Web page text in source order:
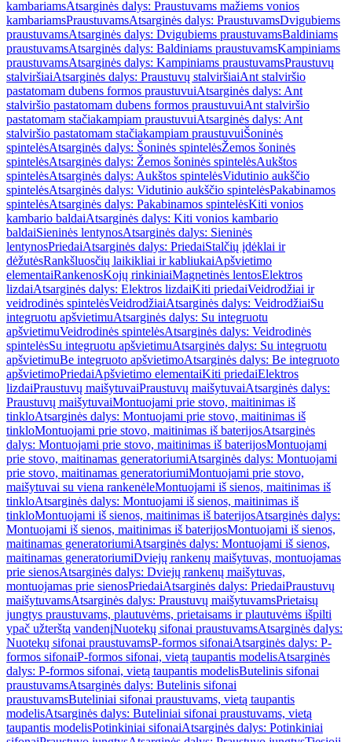
kambariamsAtsarginės dalys: Praustuvams mažiems vonios
kambariamsPraustuvamsAtsarginės dalys: PraustuvamsDvigubiems
praustuvamsAtsarginės dalys: Dvigubiems praustuvamsBaldiniams
praustuvamsAtsarginės dalys: Baldiniams praustuvamsKampiniams
praustuvamsAtsarginės dalys: Kampiniams praustuvamsPraustuvų
stalviršiaiAtsarginės dalys: Praustuvų stalviršiaiAnt stalviršio
pastatomam dubens formos praustuvuiAtsarginės dalys: Ant
stalviršio pastatomam dubens formos praustuvuiAnt stalviršio
pastatomam stačiakampiam praustuvuiAtsarginės dalys: Ant
stalviršio pastatomam stačiakampiam praustuvuiŠoninės
spintelėsAtsarginės dalys: Šoninės spintelėsŽemos šoninės
spintelėsAtsarginės dalys: Žemos šoninės spintelėsAukštos
spintelėsAtsarginės dalys: Aukštos spintelėsVidutinio aukščio
spintelėsAtsarginės dalys: Vidutinio aukščio spintelėsPakabinamos
spintelėsAtsarginės dalys: Pakabinamos spintelėsKiti vonios
kambario baldaiAtsarginės dalys: Kiti vonios kambario
baldaiSieninės lentynosAtsarginės dalys: Sieninės
lentynosPriedaiAtsarginės dalys: PriedaiStalčių įdėklai ir
dėžutėsRankšluosčių laikikliai ir kabliukaiApšvietimo
elementaiRankenosKojų rinkiniaiMagnetinės lentosElektros
lizdaiAtsarginės dalys: Elektros lizdaiKiti priedaiVeidrodžiai ir
veidrodinės spintelėsVeidrodžiaiAtsarginės dalys: VeidrodžiaiSu
integruotu apšvietimuAtsarginės dalys: Su integruotu
apšvietimuVeidrodinės spintelėsAtsarginės dalys: Veidrodinės
spintelėsSu integruotu apšvietimuAtsarginės dalys: Su integruotu
apšvietimuBe integruoto apšvietimoAtsarginės dalys: Be integruoto
apšvietimoPriedaiApšvietimo elementaiKiti priedaiElektros
lizdaiPraustuvų maišytuvaiPraustuvų maišytuvaiAtsarginės dalys:
Praustuvų maišytuvaiMontuojami prie stovo, maitinimas iš
tinkloAtsarginės dalys: Montuojami prie stovo, maitinimas iš
tinkloMontuojami prie stovo, maitinimas iš baterijosAtsarginės
dalys: Montuojami prie stovo, maitinimas iš baterijosMontuojami
prie stovo, maitinamas generatoriumiAtsarginės dalys: Montuojami
prie stovo, maitinamas generatoriumiMontuojami prie stovo,
maišytuvai su viena rankenėleMontuojami iš sienos, maitinimas iš
tinkloAtsarginės dalys: Montuojami iš sienos, maitinimas iš
tinkloMontuojami iš sienos, maitinimas iš baterijosAtsarginės dalys:
Montuojami iš sienos, maitinimas iš baterijosMontuojami iš sienos,
maitinamas generatoriumiAtsarginės dalys: Montuojami iš sienos,
maitinamas generatoriumiDviejų rankenų maišytuvas, montuojamas
prie sienosAtsarginės dalys: Dviejų rankenų maišytuvas,
montuojamas prie sienosPriedaiAtsarginės dalys: PriedaiPraustuvų
maišytuvamsAtsarginės dalys: Praustuvų maišytuvamsPrietaisų
jungtys praustuvams, plautuvėms, prietaisams ir plautuvėms išpilti
ypač užterštą vandenįNuotekų sifonai praustuvamsAtsarginės dalys:
Nuotekų sifonai praustuvamsP-formos sifonaiAtsarginės dalys: P-
formos sifonaiP-formos sifonai, vietą taupantis modelisAtsarginės
dalys: P-formos sifonai, vietą taupantis modelisButelinis sifonai
praustuvamsAtsarginės dalys: Butelinis sifonai
praustuvamsButeliniai sifonai praustuvams, vietą taupantis
modelisAtsarginės dalys: Buteliniai sifonai praustuvams, vietą
taupantis modelisPotinkiniai sifonaiAtsarginės dalys: Potinkiniai